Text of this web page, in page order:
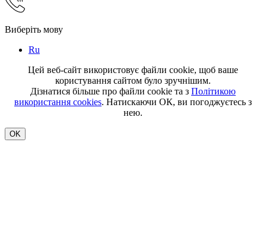
Виберіть мову
Ru
Цей веб-сайт використовує файли cookie, щоб ваше
користування сайтом було зручнішим.
Дізнатися більше про файли cookie та з Політикою
використання cookies. Натискаючи ОК, ви погоджуєтесь з
нею.
OK